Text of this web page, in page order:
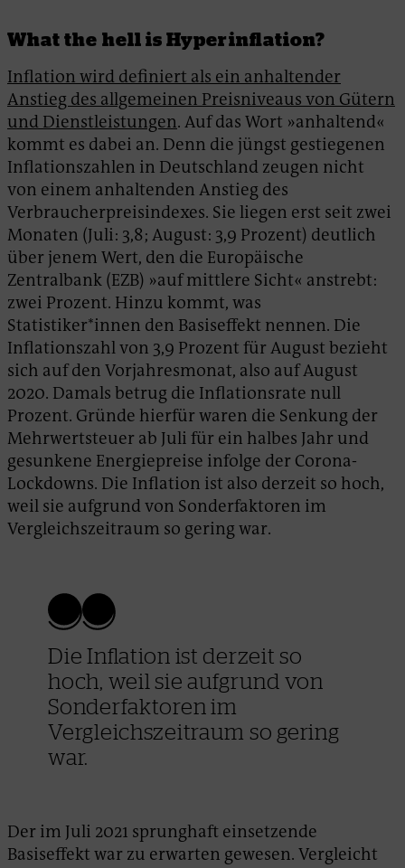
What the hell is Hyperinflation?
Inflation wird definiert als ein anhaltender
Anstieg des allgemeinen Preisniveaus von Gütern
und Dienstleistungen. Auf das Wort »anhaltend«
kommt es dabei an. Denn die jüngst gestiegenen
Inflationszahlen in Deutschland zeugen nicht
von einem anhaltenden Anstieg des
Verbraucherpreisindexes. Sie liegen erst seit zwei
Monaten (Juli: 3,8; August: 3,9 Prozent) deutlich
über jenem Wert, den die Europäische
Zentralbank (EZB) »auf mittlere Sicht« anstrebt:
zwei Prozent. Hinzu kommt, was
Statistiker*innen den Basiseffekt nennen. Die
Inflationszahl von 3,9 Prozent für August bezieht
sich auf den Vorjahresmonat, also auf August
2020. Damals betrug die Inflationsrate null
Prozent. Gründe hierfür waren die Senkung der
Mehrwertsteuer ab Juli für ein halbes Jahr und
gesunkene Energiepreise infolge der Corona-
Lockdowns. Die Inflation ist also derzeit so hoch,
weil sie aufgrund von Sonderfaktoren im
Vergleichszeitraum so gering war.
Die Inflation ist derzeit so
hoch, weil sie aufgrund von
Sonderfaktoren im
Vergleichszeitraum so gering
war.
Der im Juli 2021 sprunghaft einsetzende
Basiseffekt war zu erwarten gewesen. Vergleicht